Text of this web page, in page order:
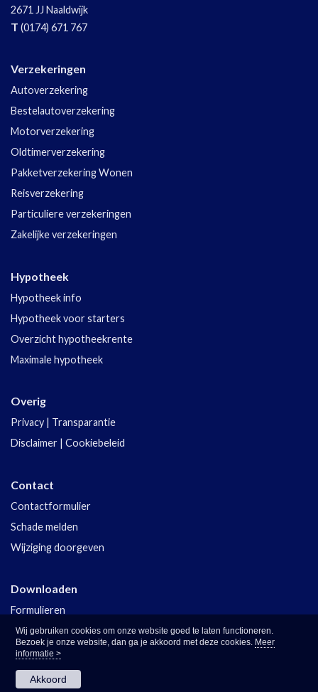
Wij gebruiken cookies om onze website goed te laten functioneren.
Bezoek je onze website, dan ga je akkoord met deze cookies. Meer
informatie >
Akkoord
2671 JJ Naaldwijk
T (0174) 671 767
Verzekeringen
Autoverzekering
Bestelautoverzekering
Motorverzekering
Oldtimerverzekering
Pakketverzekering Wonen
Reisverzekering
Particuliere verzekeringen
Zakelijke verzekeringen
Hypotheek
Hypotheek info
Hypotheek voor starters
Overzicht hypotheekrente
Maximale hypotheek
Overig
Privacy | Transparantie
Disclaimer | Cookiebeleid
Contact
Contactformulier
Schade melden
Wijziging doorgeven
Downloaden
Formulieren
Polisvoorwaarden